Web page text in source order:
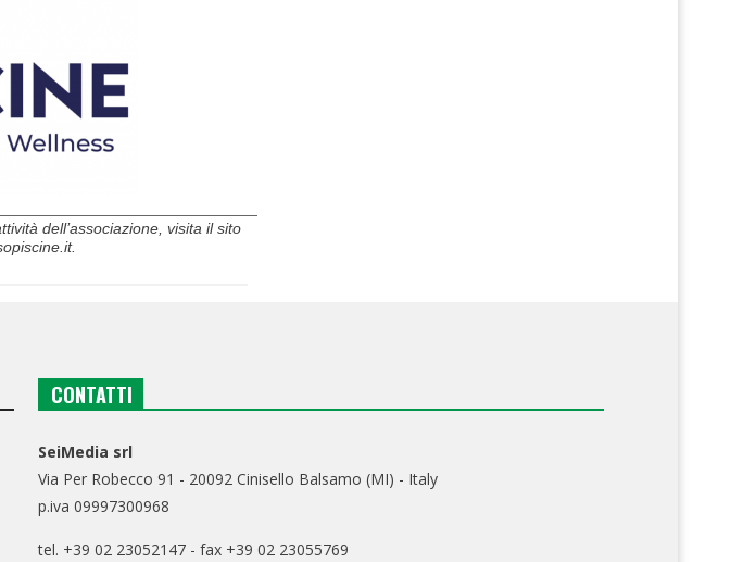
dell’associazione, visita il sito
CONTATTI
SeiMedia srl
Via Per Robecco 91 - 20092 Cinisello Balsamo (MI) - Italy
p.iva 09997300968
tel. +39 02 23052147 - fax +39 02 23055769